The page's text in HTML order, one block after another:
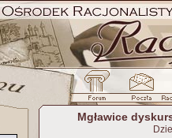
Mgławice